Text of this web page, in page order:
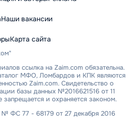
Наши вакансии
Карта сайта
ссылка на Zaim.com обязательна.
МФО, Ломбардов и КПК являются
Zaim.com. Свидетельство о
базы данных №2016621516 от 11
запрещается и охраняется законом.
ФС 77 - 68179 от 27 декабря 2016